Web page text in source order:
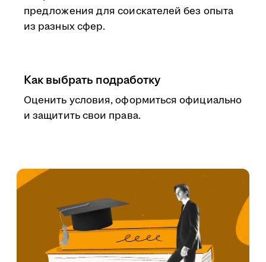
предложения для соискателей без опыта
из разных сфер.
Как выбрать подработку
Оценить условия, оформиться официально
и защитить свои права.